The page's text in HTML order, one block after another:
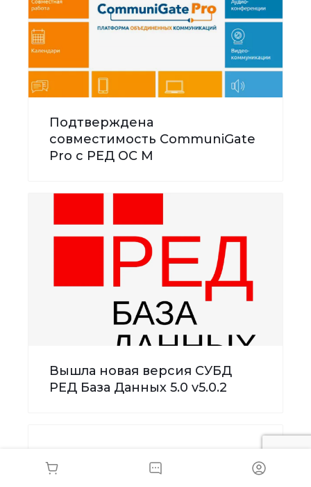
Подтверждена
совместимость CommuniGate
Pro с РЕД ОС М
Вышла новая версия СУБД
РЕД База Данных 5.0 v5.0.2